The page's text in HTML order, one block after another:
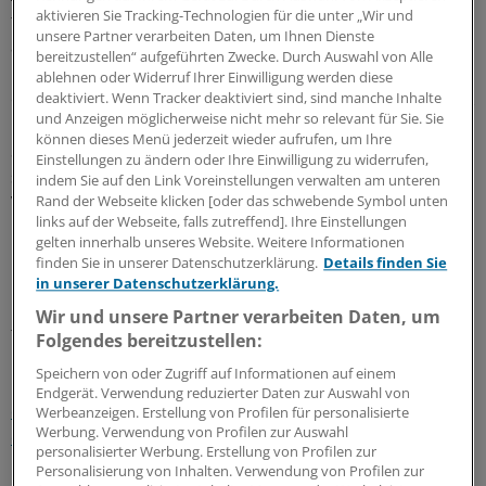
früher Nutzenbewertung ist es nicht gelungen, die
ärztliche Verantwortung auf die Indikationsstellung zu
konzentrieren und die Frage der Wirtschaftlichkeit
eindeutig Kassen und Herstellern zuzuweisen. Die Politik
kneift, und zwar auch deshalb, weil sie ärztlicher
Selbstverwaltung nicht vertraut. Am Ende sind dies auch
schlechte Bedingungen dafür, dass junge Ärzte
Versorgungsverantwortung in einer eigenen Praxis
übernehmen.
Dem Bekenntnis zur Teamarbeit, das der neue Vorstand
nach seiner Wahl am Freitag ablegte, müssen Taten
folgen. Denn am Ende zählen nur Ergebnisse.
Lesen Sie dazu auch:Gassen, Hofmeister, Kriedel stellen
die neue KBV-Spitze Neuanfang mit Teamgeist und
drittem Mann
aktivieren Sie Tracking-Technologien für die unter „Wir und
unsere Partner verarbeiten Daten, um Ihnen Dienste
bereitzustellen“ aufgeführten Zwecke. Durch Auswahl von Alle
ablehnen oder Widerruf Ihrer Einwilligung werden diese
deaktiviert. Wenn Tracker deaktiviert sind, sind manche Inhalte
und Anzeigen möglicherweise nicht mehr so relevant für Sie. Sie
können dieses Menü jederzeit wieder aufrufen, um Ihre
Einstellungen zu ändern oder Ihre Einwilligung zu widerrufen,
indem Sie auf den Link Voreinstellungen verwalten am unteren
Rand der Webseite klicken [oder das schwebende Symbol unten
links auf der Webseite, falls zutreffend]. Ihre Einstellungen
gelten innerhalb unseres Website. Weitere Informationen
finden Sie in unserer Datenschutzerklärung. Details finden Sie
in unserer Datenschutzerklärung.
Wir und unsere Partner verarbeiten Daten, um
Folgendes bereitzustellen:
Speichern von oder Zugriff auf Informationen auf einem
Endgerät. Verwendung reduzierter Daten zur Auswahl von
Werbeanzeigen. Erstellung von Profilen für personalisierte
Werbung. Verwendung von Profilen zur Auswahl
personalisierter Werbung. Erstellung von Profilen zur
Personalisierung von Inhalten. Verwendung von Profilen zur